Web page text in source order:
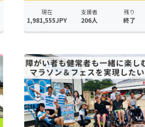
現在
1,981,555JPY
支援者
206人
残り
終了